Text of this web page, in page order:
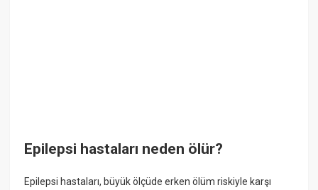
Epilepsi hastaları neden ölür?
Epilepsi hastaları, büyük ölçüde erken ölüm riskiyle karşı